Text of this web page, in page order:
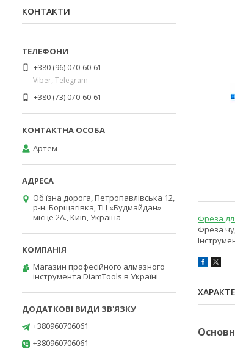
Фреза
Фреза
КОНТАКТИ
+380 (96) 070-60-61
Viber, Telegram
+380 (73) 070-60-61
Артем
Об'їзна дорога, Петропавлівська 12,
р-н. Борщагівка, ТЦ «Будмайдан»
місце 2А., Київ, Україна
Магазин професійного алмазного
інструмента DiamTools в Україні
+380960706061
+380960706061